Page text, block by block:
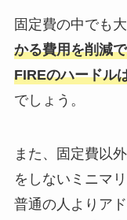
固定費の中でも
かる費用を削減
FIREのハードル
でしょう。
また、固定費以
をしないミニマ
普通の人よりア